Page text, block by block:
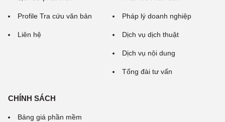
Profile Tra cứu văn bản
Liên hệ
Pháp lý doanh nghiệp
Dịch vụ dịch thuật
Dịch vụ nội dung
Tổng đài tư vấn
CHÍNH SÁCH
Bảng giá phần mềm